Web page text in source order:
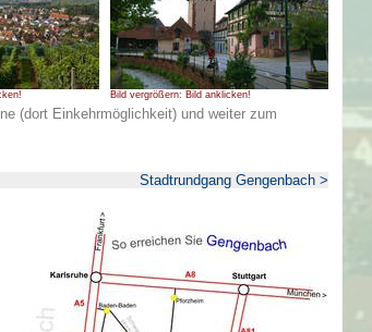
Bild vergrößern: Bild anklicken!
(dort Einkehrmöglichkeit) und weiter zum
Stadtrundgang Gengenbach >